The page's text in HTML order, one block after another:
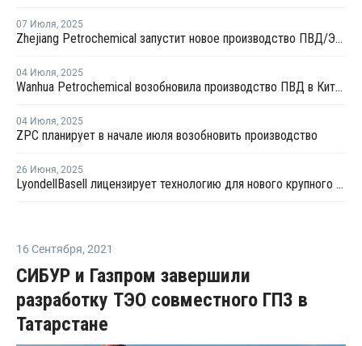
07 Июля, 2025
Zhejiang Petrochemical запустит новое производство ПВД/ЭВА в первом квартале 2026 года
04 Июля, 2025
Wanhua Petrochemical возобновила производство ПВД в Китае
04 Июля, 2025
ZPC планирует в начале июля возобновить производство
26 Июня, 2025
LyondellBasell лицензирует технологию для нового крупного китайского полиолефинового комплекса
16 Сентября, 2021
СИБУР и Газпром завершили
разработку ТЭО совместного ГПЗ в
Татарстане